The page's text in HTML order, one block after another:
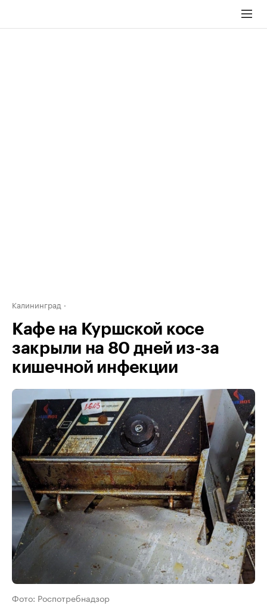
Калининград
Кафе на Куршской косе
закрыли на 80 дней из-за
кишечной инфекции
Фото: Роспотребнадзор